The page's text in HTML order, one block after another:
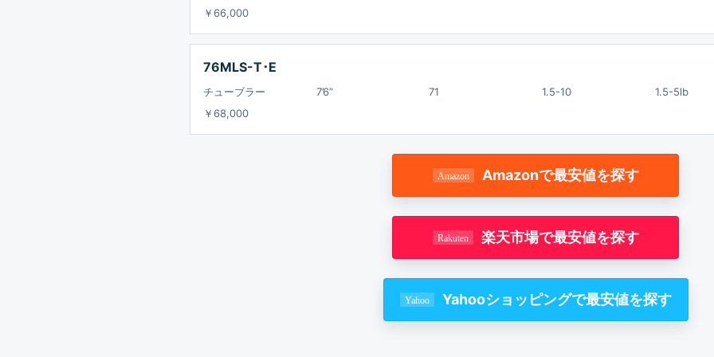
￥66,000
76MLS-T･E
チューブラー 7’6” 71 1.5-10 1.5-5lb
￥68,000
Amazonで最安値を探す
楽天市場で最安値を探す
Yahooショッピングで最安値を探す